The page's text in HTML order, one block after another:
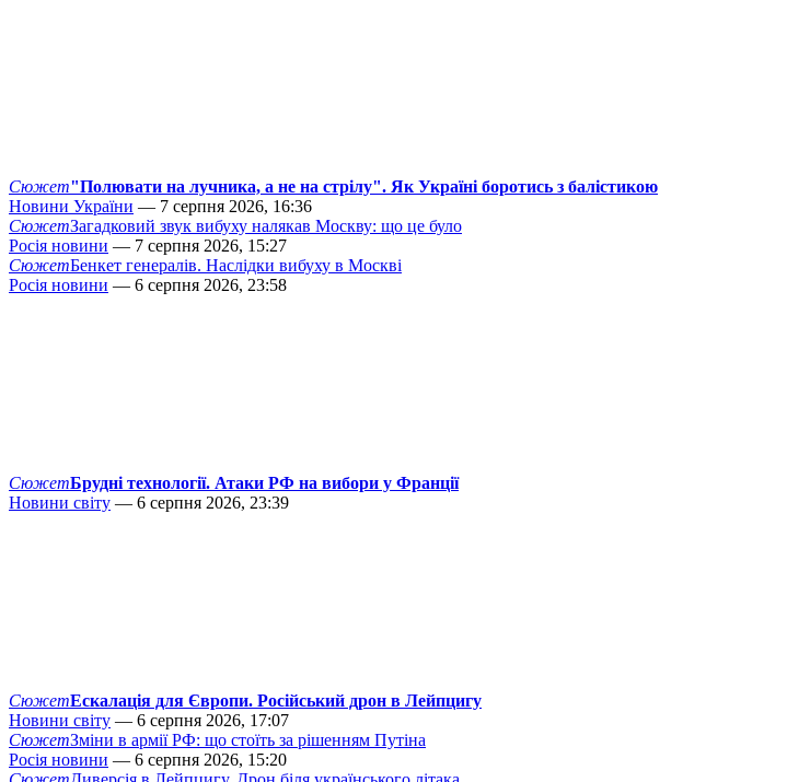
Сюжет"Полювати на лучника, а не на стрілу". Як Україні боротись з балістикою
Новини України — 7 серпня 2026, 16:36
СюжетЗагадковий звук вибуху налякав Москву: що це було
Росія новини — 7 серпня 2026, 15:27
СюжетБенкет генералів. Наслідки вибуху в Москві
Росія новини — 6 серпня 2026, 23:58
СюжетБрудні технології. Атаки РФ на вибори у Франції
Новини світу — 6 серпня 2026, 23:39
СюжетЕскалація для Європи. Російський дрон в Лейпцигу
Новини світу — 6 серпня 2026, 17:07
СюжетЗміни в армії РФ: що стоїть за рішенням Путіна
Росія новини — 6 серпня 2026, 15:20